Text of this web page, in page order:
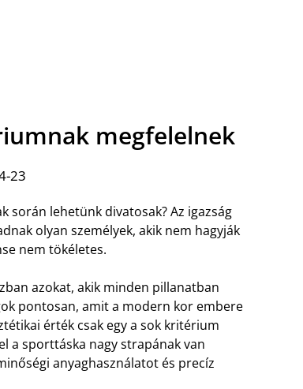
megfelelnek
23
során lehetünk divatosak? Az igazság
olyan személyek, akik nem hagyják
nem tökéletes.
azokat, akik minden pillanatban
pontosan, amit a modern kor embere
érték csak egy a sok kritérium
a sporttáska nagy strapának van
anyaghasználatot és precíz